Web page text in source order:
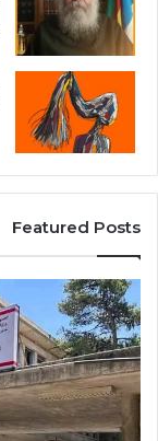
Featured Posts